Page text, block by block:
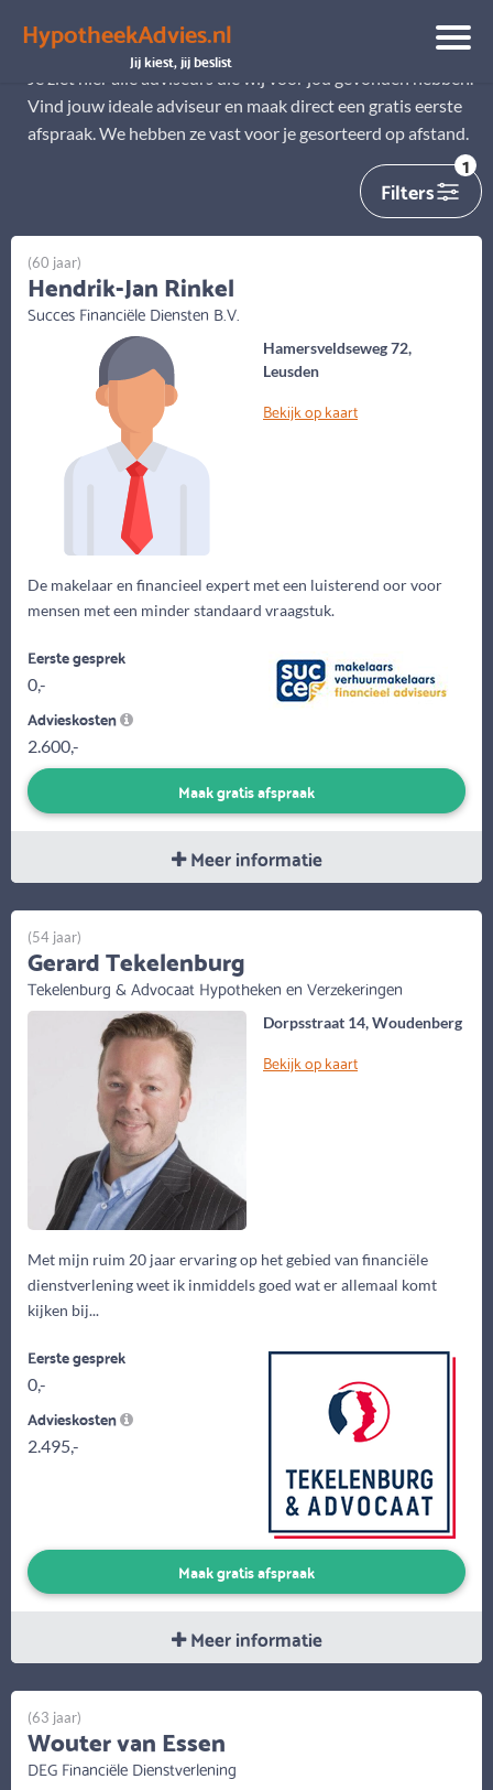
HypotheekAdvies.nl
Jij kiest, jij beslist
Alle adviseurs
Je ziet hier alle adviseurs die wij voor jou gevonden hebben.
Vind jouw ideale adviseur en maak direct een gratis eerste
afspraak. We hebben ze vast voor je gesorteerd op afstand.
Filters
1
Hamersveldseweg 72,
Leusden
Bekijk op kaart
De makelaar en financieel expert met een luisterend oor voor
mensen met een minder standaard vraagstuk.
(60 jaar)
Hendrik-Jan Rinkel
Succes Financiële Diensten B.V.
Eerste gesprek
0,-
Advieskosten
2.600,-
Maak gratis afspraak
Meer informatie
Dorpsstraat 14, Woudenberg
Bekijk op kaart
Met mijn ruim 20 jaar ervaring op het gebied van financiële
dienstverlening weet ik inmiddels goed wat er allemaal komt
kijken bij...
(54 jaar)
Gerard Tekelenburg
Tekelenburg & Advocaat Hypotheken en Verzekeringen
Eerste gesprek
0,-
Advieskosten
2.495,-
Maak gratis afspraak
Meer informatie
(63 jaar)
Wouter van Essen
DEG Financiële Dienstverlening